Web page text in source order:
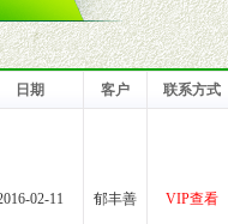
的商业信誉，具备地理区位
得窜货。
业营养师、儿童营养专家
手册、VI手册、专柜、POP
日期 客户 联系方式
02-11 郁丰善 VIP查看